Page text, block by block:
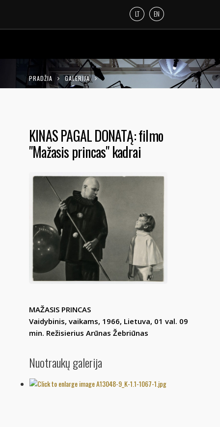
LT EN
PRADŽIA GALERIJA
KINAS PAGAL DONATĄ: filmo
"Mažasis princas" kadrai
MAŽASIS PRINCAS
Vaidybinis, vaikams, 1966, Lietuva, 01 val. 09
min. Režisierius Arūnas Žebriūnas
Nuotraukų galerija